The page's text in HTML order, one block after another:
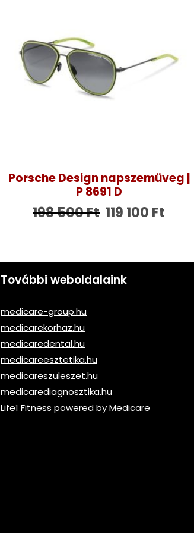
Porsche Design napszemüveg |
P 8691 D
198 500Ft 119 100 Ft
További weboldalaink
medicare-group.hu
medicarekorhaz.hu
medicaredental.hu
medicareesztetika.hu
medicareszuleszet.hu
medicarediagnosztika.hu
Life1 Fitness powered by Medicare